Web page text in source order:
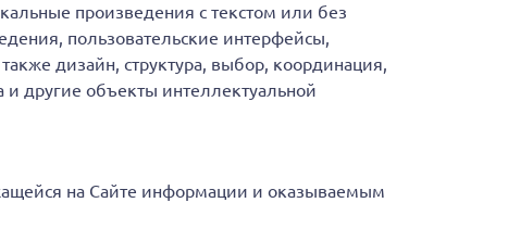
произведения с текстом или без
пользовательские интерфейсы,
дизайн, структура, выбор, координация,
другие объекты интеллектуальной
на Сайте информации и оказываемым